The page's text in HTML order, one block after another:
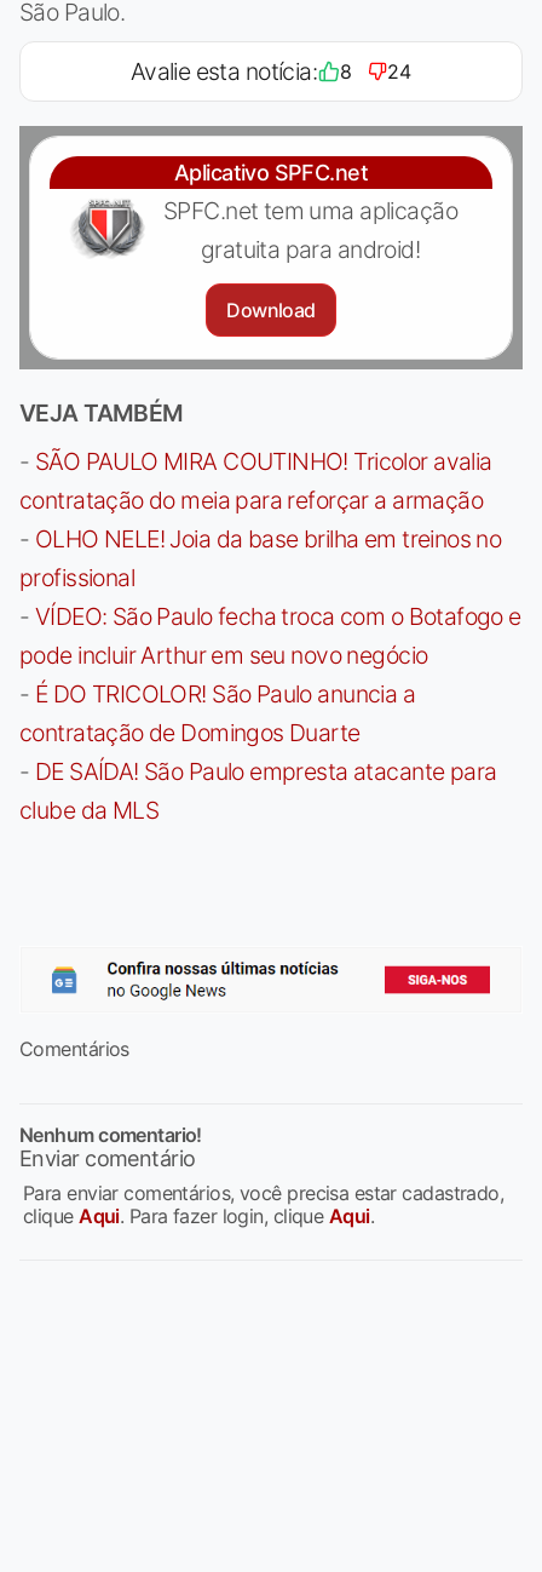
São Paulo.
Avalie esta notícia: 8 24
Aplicativo SPFC.net
SPFC.net tem uma aplicação
gratuita para android!
Download
VEJA TAMBÉM
- SÃO PAULO MIRA COUTINHO! Tricolor avalia
contratação do meia para reforçar a armação
- OLHO NELE! Joia da base brilha em treinos no
profissional
- VÍDEO: São Paulo fecha troca com o Botafogo e
pode incluir Arthur em seu novo negócio
- É DO TRICOLOR! São Paulo anuncia a
contratação de Domingos Duarte
- DE SAÍDA! São Paulo empresta atacante para
clube da MLS
Comentários
Nenhum comentario!
Enviar comentário
Para enviar comentários, você precisa estar cadastrado,
cliqueAqui. Para fazer login, clique Aqui.